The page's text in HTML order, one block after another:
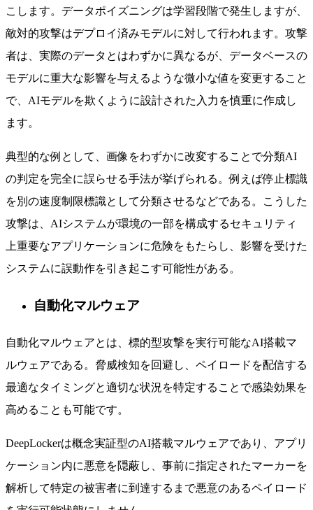
こします。データポイズニングは学習段階で発生しますが、
敵対的攻撃はデプロイ済みモデルに対して行われます。攻撃
者は、実際のデータとはわずかに異なるが、データベースの
モデルに重大な影響を与えるような微小な値を変更すること
で、AIモデルを欺くように設計された入力を慎重に作成し
ます。
典型的な例として、画像をわずかに改変することで分類AI
の判定を完全に誤らせる手法が挙げられる。例えば停止標識
を別の速度制限標識として分類させるなどである。こうした
攻撃は、AIシステムが環境の一部を構成するセキュリティ
上重要なアプリケーションに危険をもたらし、影響を受けた
システムに誤動作を引き起こす可能性がある。
自動化マルウェア
自動化マルウェアとは、標的型攻撃を実行可能なAI搭載マ
ルウェアである。脅威検知を回避し、ペイロードを配信する
最適なタイミングと適切な状況を特定することで感染効果を
高めることも可能です。
DeepLockerは概念実証型のAI搭載マルウェアであり、アプリ
ケーション内に悪意を隠蔽し、事前に指定されたマーカーを
解析して特定の被害者に到達するまで悪意のあるペイロード